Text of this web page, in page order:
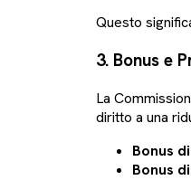
Questo
3. Bonus e
La
diritto a una
Bonus
Bonus